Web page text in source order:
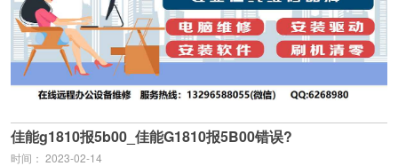
佳能g1810报5b00_佳能G1810报5B00错误?
时间： 2023-02-14